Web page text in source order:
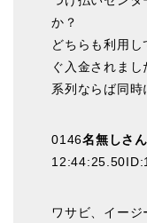
か？
どちらも利用
ぐ入金されまし
系列ならば同時
0146名無しさ
ワサビ、イージ